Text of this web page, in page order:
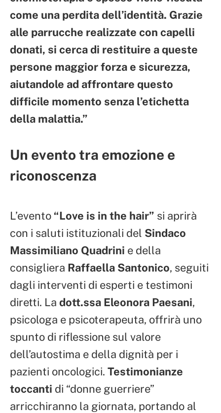
come una perdita dell’identità. Grazie
alle parrucche realizzate con capelli
donati, si cerca di restituire a queste
persone maggior forza e sicurezza,
aiutandole ad affrontare questo
difficile momento senza l’etichetta
della malattia.”
Un evento tra emozione e
riconoscenza
L’evento“Love is in the hair” si aprirà
con i saluti istituzionali del Sindaco
Massimiliano Quadrini e della
consigliera Raffaella Santonico, seguiti
dagli interventi di esperti e testimoni
diretti. La dott.ssa Eleonora Paesani,
psicologa e psicoterapeuta, offrirà uno
spunto di riflessione sul valore
dell’autostima e della dignità per i
pazienti oncologici. Testimonianze
toccanti di “donne guerriere”
arricchiranno la giornata, portando al